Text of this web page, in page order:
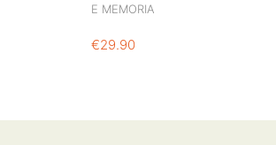
E MEMORIA
€29.90